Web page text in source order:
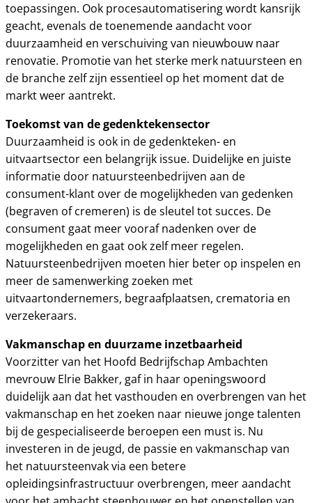
toepassingen. Ook procesautomatisering wordt kansrijk
geacht, evenals de toenemende aandacht voor
duurzaamheid en verschuiving van nieuwbouw naar
renovatie. Promotie van het sterke merk natuursteen en
de branche zelf zijn essentieel op het moment dat de
markt weer aantrekt.
Toekomst van de gedenktekensector
Duurzaamheid is ook in de gedenkteken- en
uitvaartsector een belangrijk issue. Duidelijke en juiste
informatie door natuursteenbedrijven aan de
consument-klant over de mogelijkheden van gedenken
(begraven of cremeren) is de sleutel tot succes. De
consument gaat meer vooraf nadenken over de
mogelijkheden en gaat ook zelf meer regelen.
Natuursteenbedrijven moeten hier beter op inspelen en
meer de samenwerking zoeken met
uitvaartondernemers, begraafplaatsen, crematoria en
verzekeraars.
Vakmanschap en duurzame inzetbaarheid
Voorzitter van het Hoofd Bedrijfschap Ambachten
mevrouw Elrie Bakker, gaf in haar openingswoord
duidelijk aan dat het vasthouden en overbrengen van het
vakmanschap en het zoeken naar nieuwe jonge talenten
bij de gespecialiseerde beroepen een must is. Nu
investeren in de jeugd, de passie en vakmanschap van
het natuursteenvak via een betere
opleidingsinfrastructuur overbrengen, meer aandacht